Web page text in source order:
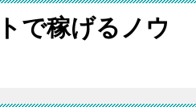
で稼げるノウ